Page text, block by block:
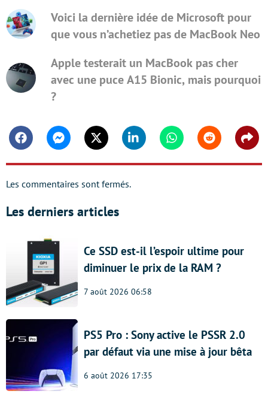
Voici la dernière idée de Microsoft pour
que vous n’achetiez pas de MacBook Neo
Apple testerait un MacBook pas cher
avec une puce A15 Bionic, mais pourquoi
?
FacebookMessengerTwitter Linkedin WhatsappReddit
Les commentaires sont fermés.
Les derniers articles
Ce SSD est-il l’espoir ultime pour
diminuer le prix de la RAM ?
7 août 2026 06:58
PS5 Pro : Sony active le PSSR 2.0
par défaut via une mise à jour bêta
6 août 2026 17:35